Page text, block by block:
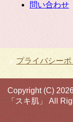
問い合わせ
プライバシー
Copyright (C)
「スキ肌」 All